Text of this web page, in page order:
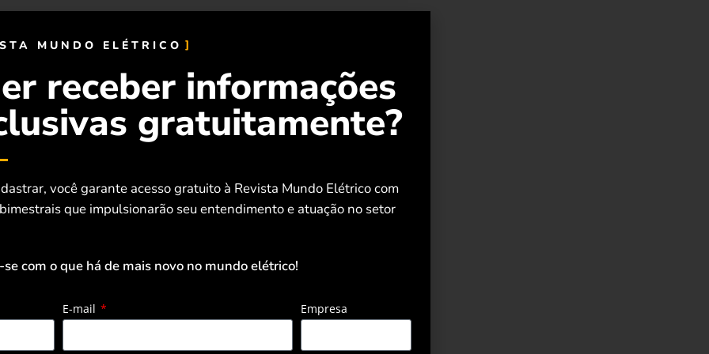
America: feira e congresso sobre
na América Latina
Electric inaugura sua primeira
veículos utilitários 100% elétricos em São
primeiro C-MOVE do ano, o Congresso da
Elétricos, e promoverá o Dia da
MUNDO ELÉTRICO
receber informações
gratuitamente?
você garante acesso gratuito à Revista Mundo Elétrico com
que impulsionarão seu entendimento e atuação no setor
se com o que há de mais novo no mundo elétrico!
E-mail Empresa